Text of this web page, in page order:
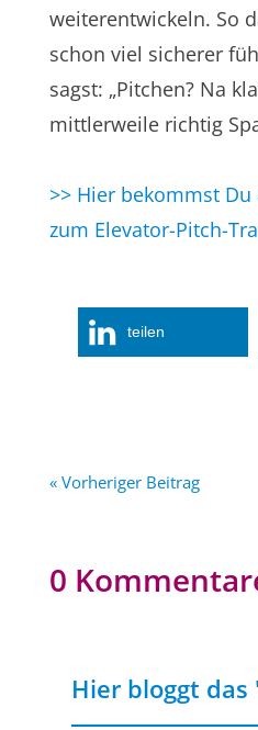
weiterentwickeln. So
schon viel sicherer
sagst: „Pitchen? Na
mittlerweile richtig
>> Hier bekommst
zum Elevator-Pitch-
teilen
« Vorheriger Beitrag
0
Hier bloggt